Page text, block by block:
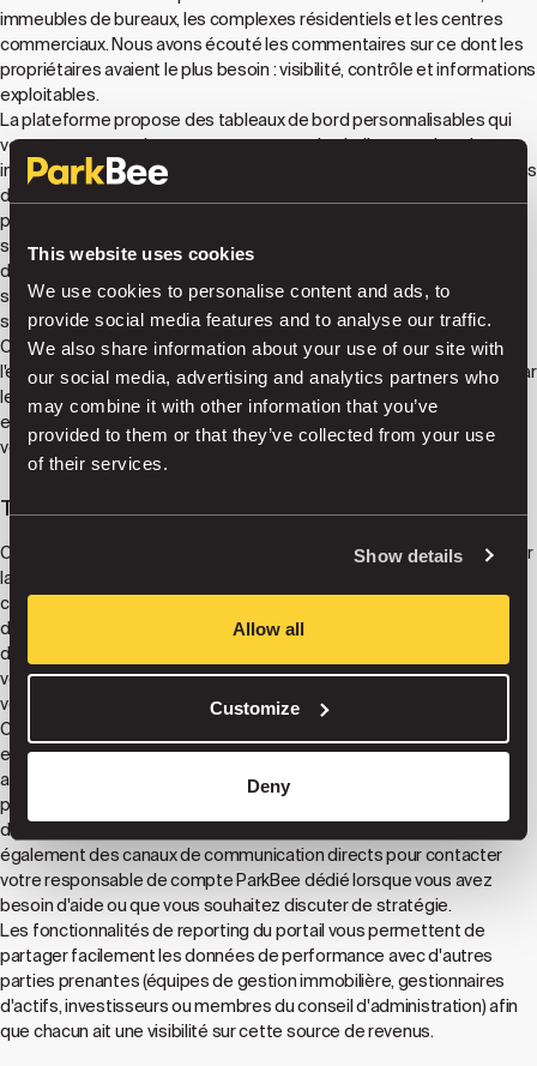
This website uses cookies
We use cookies to personalise content and ads, to
provide social media features and to analyse our traffic.
We also share information about your use of our site with
our social media, advertising and analytics partners who
may combine it with other information that you’ve
provided to them or that they’ve collected from your use
of their services.
Show details
Allow all
Customize
Deny
immeubles de bureaux, les complexes résidentiels et les centres
commerciaux. Nous avons écouté les commentaires sur ce dont les
propriétaires avaient le plus besoin : visibilité, contrôle et informations
exploitables.
La plateforme propose des tableaux de bord personnalisables qui
vous permettent de vous concentrer sur les indicateurs les plus
importants pour votre type de propriété spécifique. Les propriétaires
d'hôtels peuvent suivre la répartition des clients par rapport aux
parkings publics, les gestionnaires d'immeubles de bureaux peuvent
surveiller les taux d'utilisation des employés et les propriétaires
d'immeubles commerciaux peuvent analyser les habitudes de
stationnement des clients pendant les principales périodes de
shopping.
Chaque fonctionnalité a été conçue en tenant compte de
l'expérience utilisateur. Des données complexes sont présentées par
le biais de visualisations claires, des rapports peuvent être générés
en un clic et l'interface adaptée aux mobiles vous permet de vérifier
vos opérations de stationnement où que vous soyez.
Transparence et partenariat
Chez ParkBee, nous croyons en de véritables partenariats fondés sur
la confiance et la transparence. Le portail des propriétaires reflète
cette philosophie en vous donnant un accès direct aux mêmes
données opérationnelles que nous utilisons en interne. Plus besoin
d'attendre les rapports mensuels ou les évaluations trimestrielles :
vous bénéficiez d'une visibilité immédiate sur les performances de
votre parc de stationnement.
Ce niveau de transparence permet de meilleures conversations
entre ParkBee et les propriétaires. Lorsque les deux parties ont
accès aux mêmes données en temps réel, nous pouvons collaborer
plus efficacement sur les stratégies d'optimisation, les ajustements
de prix et la planification à long terme. Le portail comprend
également des canaux de communication directs pour contacter
votre responsable de compte ParkBee dédié lorsque vous avez
besoin d'aide ou que vous souhaitez discuter de stratégie.
Les fonctionnalités de reporting du portail vous permettent de
partager facilement les données de performance avec d'autres
parties prenantes (équipes de gestion immobilière, gestionnaires
d'actifs, investisseurs ou membres du conseil d'administration) afin
que chacun ait une visibilité sur cette source de revenus.